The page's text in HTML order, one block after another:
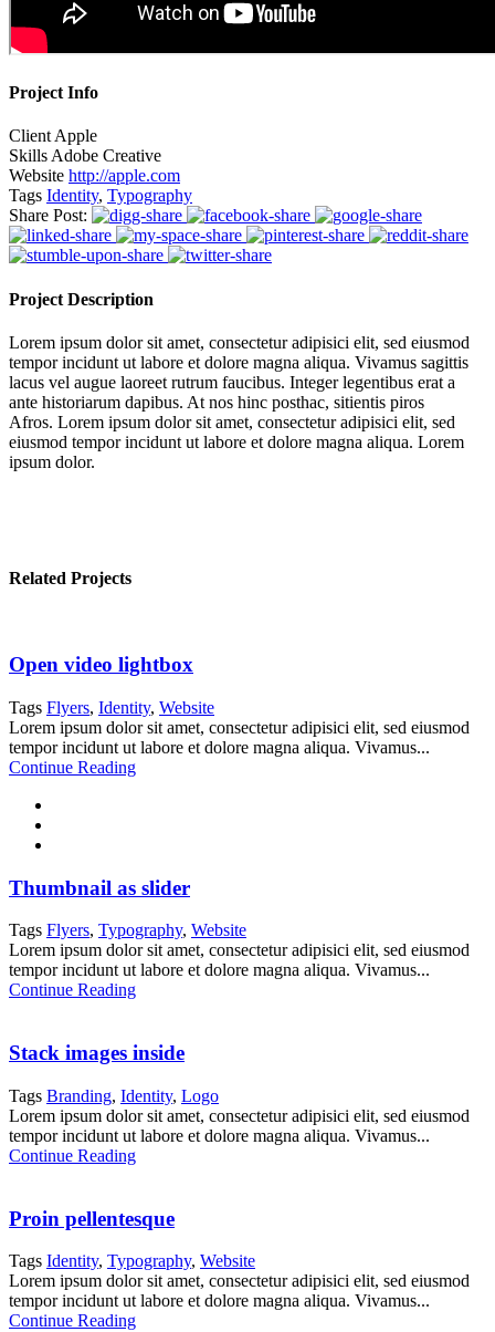
Project Info
ClientApple
SkillsAdobe Creative
Website http://apple.com
Tags Identity, Typography
Share Post:
Project Description
Lorem ipsum dolor sit amet, consectetur adipisici elit, sed eiusmod
tempor incidunt ut labore et dolore magna aliqua. Vivamus sagittis
lacus vel augue laoreet rutrum faucibus. Integer legentibus erat a
ante historiarum dapibus. At nos hinc posthac, sitientis piros
Afros. Lorem ipsum dolor sit amet, consectetur adipisici elit, sed
eiusmod tempor incidunt ut labore et dolore magna aliqua. Lorem
ipsum dolor.
Related Projects
Open video lightbox
Tags Flyers, Identity, Website
Lorem ipsum dolor sit amet, consectetur adipisici elit, sed eiusmod
tempor incidunt ut labore et dolore magna aliqua. Vivamus...
Continue Reading
Thumbnail as slider
Tags Flyers, Typography, Website
Lorem ipsum dolor sit amet, consectetur adipisici elit, sed eiusmod
tempor incidunt ut labore et dolore magna aliqua. Vivamus...
Continue Reading
Stack images inside
Tags Branding, Identity, Logo
Lorem ipsum dolor sit amet, consectetur adipisici elit, sed eiusmod
tempor incidunt ut labore et dolore magna aliqua. Vivamus...
Continue Reading
Proin pellentesque
Tags Identity, Typography, Website
Lorem ipsum dolor sit amet, consectetur adipisici elit, sed eiusmod
tempor incidunt ut labore et dolore magna aliqua. Vivamus...
Continue Reading